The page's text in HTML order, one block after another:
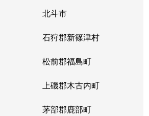
北斗市
石狩郡新篠津村
松前郡福島町
上磯郡木古内町
茅部郡鹿部町